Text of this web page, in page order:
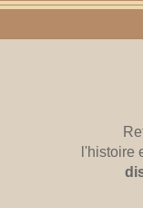
l'histoire